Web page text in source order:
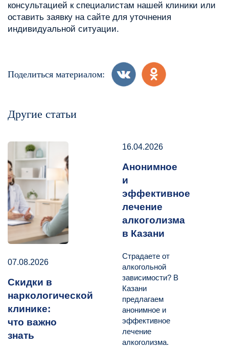
консультацией к специалистам нашей клиники или
оставить заявку на сайте для уточнения
индивидуальной ситуации.
Поделиться материалом:
Другие статьи
07.08.2026
Скидки в
наркологической
клинике:
что важно
знать
16.04.2026
Анонимное
и
эффективное
лечение
алкоголизма
в Казани
Страдаете от
алкогольной
зависимости? В
Казани
предлагаем
анонимное и
эффективное
лечение
алкоголизма.